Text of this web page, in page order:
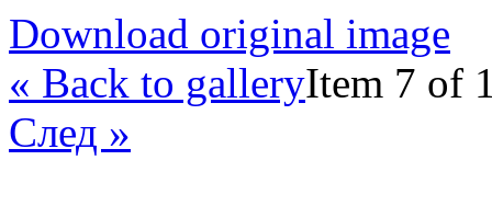
Download original image
« Back to galleryItem 7 of
След »